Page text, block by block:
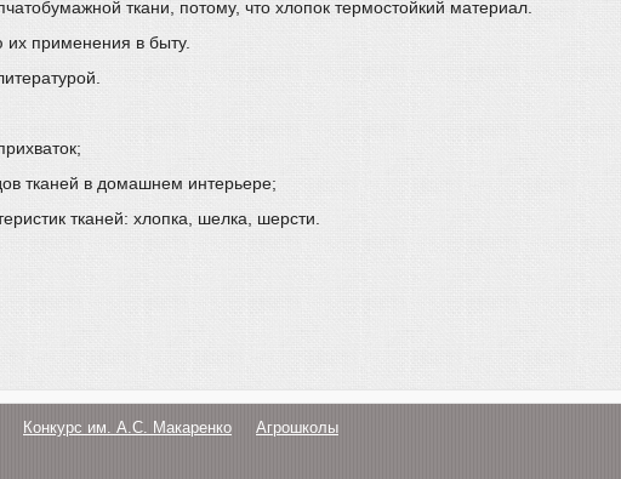
ткани, потому, что хлопок термостойкий материал.
их применения в быту.
тканей в домашнем интерьере;
тканей: хлопка, шелка, шерсти.
Конкурс им. А.С. Макаренко Агрошколы